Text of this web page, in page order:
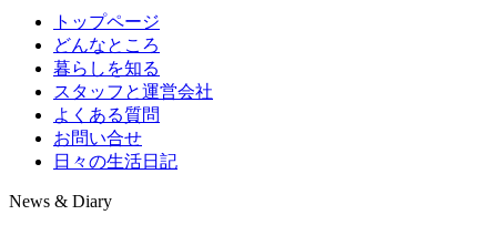
トップページ
どんなところ
暮らしを知る
スタッフと運営会社
よくある質問
お問い合せ
日々の生活日記
News & Diary